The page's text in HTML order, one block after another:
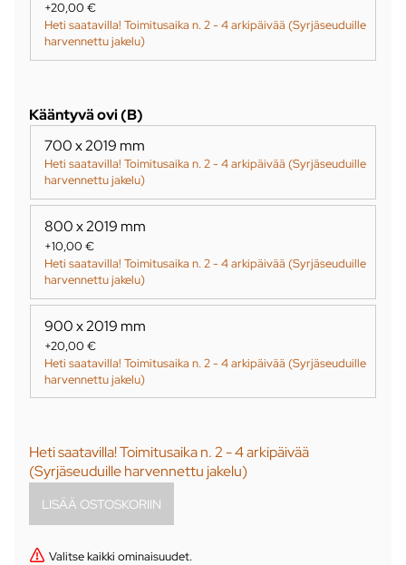
+20,00 €
Heti saatavilla! Toimitusaika n. 2 - 4 arkipäivää (Syrjäseuduille
harvennettu jakelu)
Kääntyvä ovi (B)
700 x 2019 mm
Heti saatavilla! Toimitusaika n. 2 - 4 arkipäivää (Syrjäseuduille
harvennettu jakelu)
800 x 2019 mm
+10,00 €
Heti saatavilla! Toimitusaika n. 2 - 4 arkipäivää (Syrjäseuduille
harvennettu jakelu)
900 x 2019 mm
+20,00 €
Heti saatavilla! Toimitusaika n. 2 - 4 arkipäivää (Syrjäseuduille
harvennettu jakelu)
Heti saatavilla! Toimitusaika n. 2 - 4 arkipäivää
(Syrjäseuduille harvennettu jakelu)
Valitse kaikki ominaisuudet.